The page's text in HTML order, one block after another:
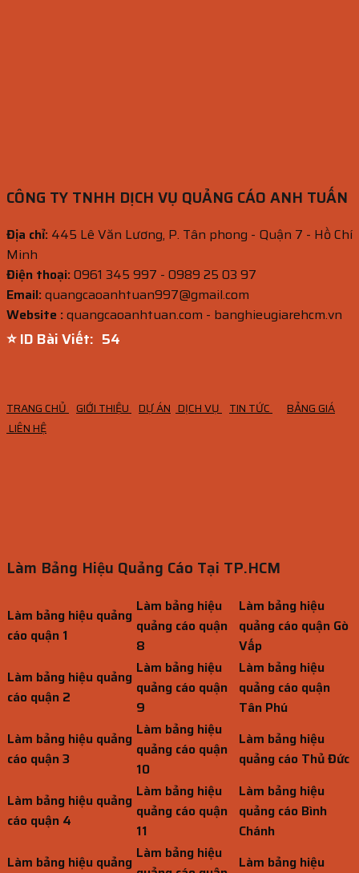
CÔNG TY TNHH DỊCH VỤ QUẢNG CÁO ANH TUẤN
Địa chỉ: 445 Lê Văn Lương, P. Tân phong - Quận 7 - Hồ Chí
Minh
Điện thoại:0961 345 997 - 0989 25 03 97
Email:quangcaoanhtuan997@gmail.com
Website :quangcaoanhtuan.com - banghieugiarehcm.vn
⭐ ID Bài Viết: 53
TRANG CHỦ GIỚI THIỆU DỰ ÁN DỊCH VỤ TIN TỨC
BẢNG GIÁ
LIÊN HỆ
Làm Bảng Hiệu Quảng Cáo Tại TP.HCM
Làm bảng hiệu quảng
cáo quận 1
Làm bảng hiệu
quảng cáo quận
8
Làm bảng hiệu
quảng cáo quận Gò
Vấp
Làm bảng hiệu quảng
cáo quận 2
Làm bảng hiệu
quảng cáo quận
9
Làm bảng hiệu
quảng cáo quận
Tân Phú
Làm bảng hiệu quảng
cáo quận 3
Làm bảng hiệu
quảng cáo quận
10
Làm bảng hiệu
quảng cáo Thủ Đức
Làm bảng hiệu quảng
cáo quận 4
Làm bảng hiệu
quảng cáo quận
11
Làm bảng hiệu
quảng cáo Bình
Chánh
Làm bảng hiệu quảng Làm bảng hiệu
Làm bảng hiệu